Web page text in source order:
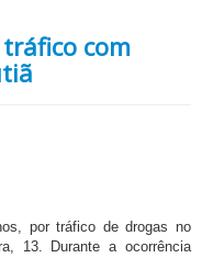
com
por tráfico de drogas no
13. Durante a ocorrência